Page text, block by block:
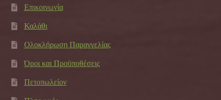
Επικοινωνία
Καλάθι
Ολοκλήρωση Παραγγελίας
Όροι και Προϋποθέσεις
Πετοπωλείον